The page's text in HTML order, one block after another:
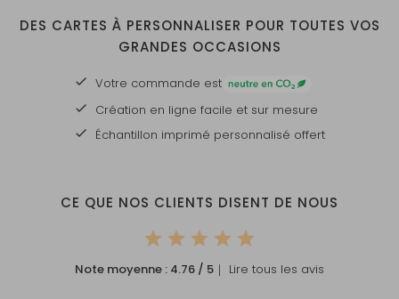
DES CARTES À PERSONNALISER POUR TOUTES VOS
GRANDES OCCASIONS
Votre commande est
Création en ligne facile et sur mesure
Échantillon imprimé personnalisé offert
CE QUE NOS CLIENTS DISENT DE NOUS
Note moyenne : 4.76 / 5 ｜ Lire tous les avis